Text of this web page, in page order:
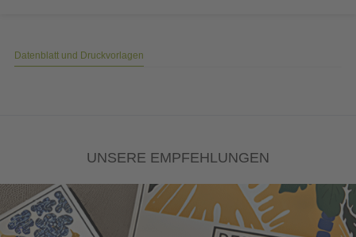
Datenblatt und Druckvorlagen
UNSERE EMPFEHLUNGEN